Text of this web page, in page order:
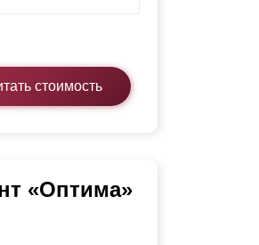
стоимость
«Оптима»